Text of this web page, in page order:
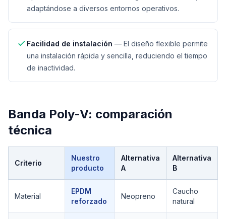
adaptándose a diversos entornos operativos.
Facilidad de instalación — El diseño flexible permite
una instalación rápida y sencilla, reduciendo el tiempo
de inactividad.
Banda Poly-V: comparación
técnica
Criterio
Nuestro
producto
Alternativa
A
Alternativa
B
Material
EPDM
reforzado
Neopreno
Caucho
natural